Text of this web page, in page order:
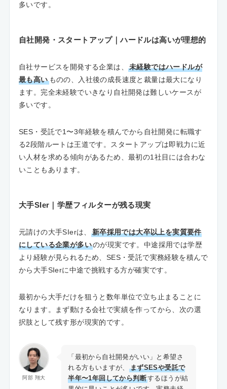
多いです。
自社開発・スタートアップ｜ハードルは高いが理想的
自社サービスを開発する企業は、
未経験ではハードルが
最も高いものの、入社後の成長速度と裁量は最大になり
ます。完全未経験でいきなり自社開発は難しいケースが
多いです。
SES・受託で1〜3年経験を積んでから自社開発に転職す
る2段階ルートは王道です。スタートアップは即戦力に近
い人材を求める傾向があるため、最初の1社目には合わな
いこともあります。
大手SIer｜学歴フィルターが残る現実
元請けの大手SIerは、
新卒採用では大卒以上を実質要件
にしている企業が多いのが現実です。中途採用では学歴
より経験が見られるため、SES・受託で実務経験を積んで
から大手SIerに中途で挑戦する方が確実です。
最初から大手だけを狙うと数年単位で立ち止まることに
なります。まず動ける会社で実績を作ってから、次の選
択肢として残す形が現実的です。
阿部 翔大
「最初から自社開発がいい」と希望さ
れる方もいますが、
まずSESや受託で
半年〜1年回してから判断するほうが結